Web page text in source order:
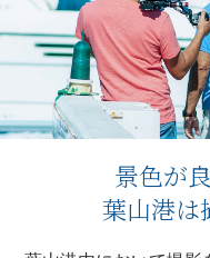
景色が
葉山港は